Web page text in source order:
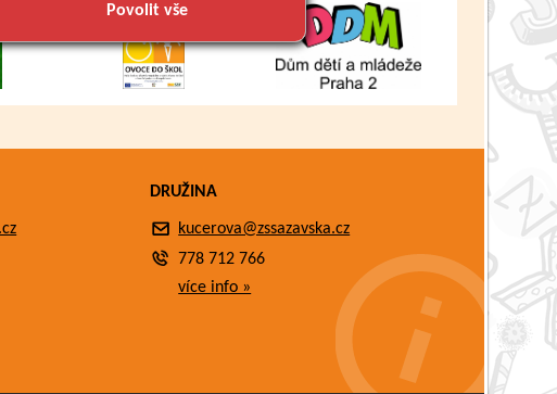
Povolit vše
DRUŽINA
kucerova@zssazavska.cz
778 712 766
více info »